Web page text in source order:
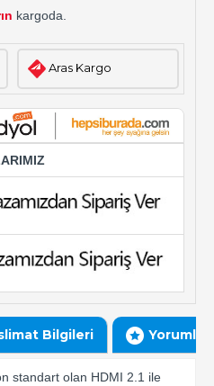
kargoda.
Aras Kargo
Bilgileri Yorumlar
standart olan HDMI 2.1 ile